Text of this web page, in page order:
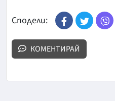
Сподели:
КОМЕНТИРАЙ